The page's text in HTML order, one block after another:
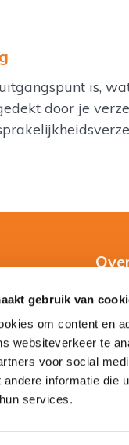
gebruik van
om content en
websiteverkeer te
voor social
andere informatie die
services.
is,
door je
Over
Direct